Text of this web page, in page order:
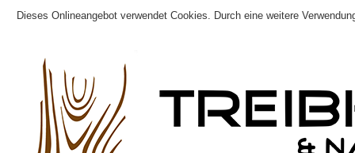
Dieses Onlineangebot verwendet Cookies. Durch eine weitere